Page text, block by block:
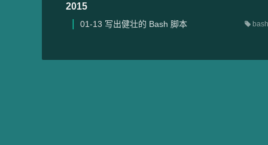
2015
01-13 写出健壮的 Bash 脚本 bash